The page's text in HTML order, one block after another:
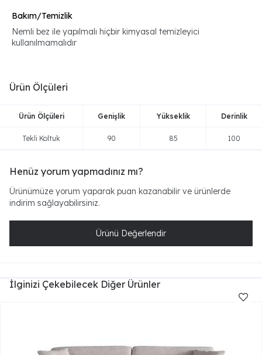
Bakım/Temizlik
Nemli bez ile yapılmalı hiçbir kimyasal temizleyici
kullanılmamalıdır
Ürün Ölçüleri
Ürün Ölçüleri Genişlik Yükseklik Derinlik
Tekli Koltuk 90 85 100
Henüz yorum yapmadınız mı?
Ürünümüze yorum yaparak puan kazanabilir ve ürünlerde
indirim sağlayabilirsiniz.
Ürünü Değerlendir
İlginizi Çekebilecek Diğer Ürünler